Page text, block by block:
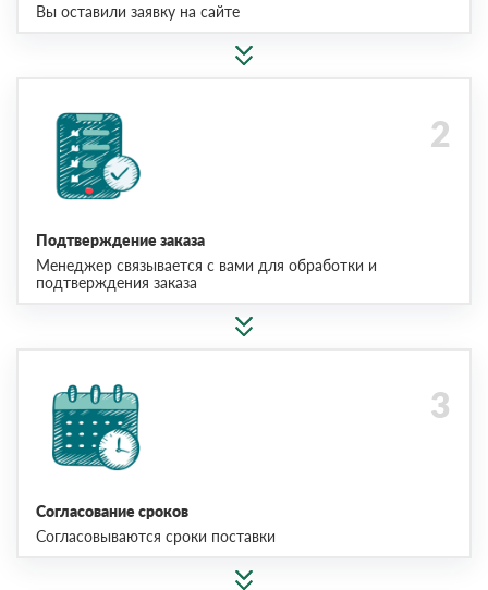
Вы оставили заявку на сайте
Подтверждение заказа
Менеджер связывается с вами для обработки и
подтверждения заказа
Согласование сроков
Согласовываются сроки поставки